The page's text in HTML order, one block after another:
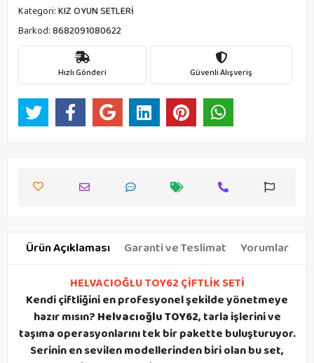
Kategori:KIZ OYUN SETLERİ
Barkod:8682091080622
Hızlı Gönderi Güvenli Alışveriş
Ürün Açıklaması Garanti ve Teslimat Yorumlar
HELVACIOĞLU TOY62 ÇİFTLİK SETİ
Kendi çiftliğini en profesyonel şekilde yönetmeye
hazır mısın? Helvacıoğlu TOY62, tarla işlerini ve
taşıma operasyonlarını tek bir pakette buluşturuyor.
Serinin en sevilen modellerinden biri olan bu set,